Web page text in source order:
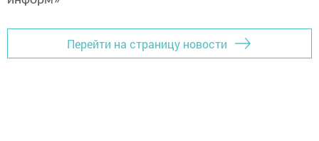
Перейти на страницу новости